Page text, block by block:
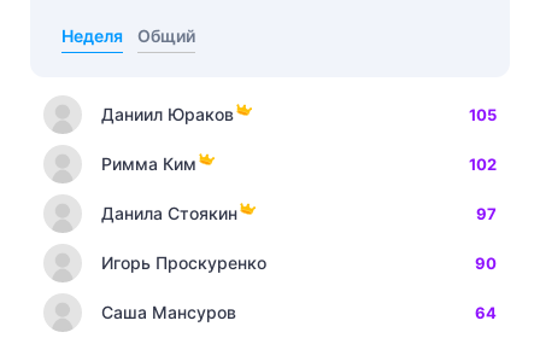
Неделя Общий
Даниил Юраков 105
Римма Ким 102
Данила Стоякин 97
Игорь Проскуренко 90
Саша Мансуров 64